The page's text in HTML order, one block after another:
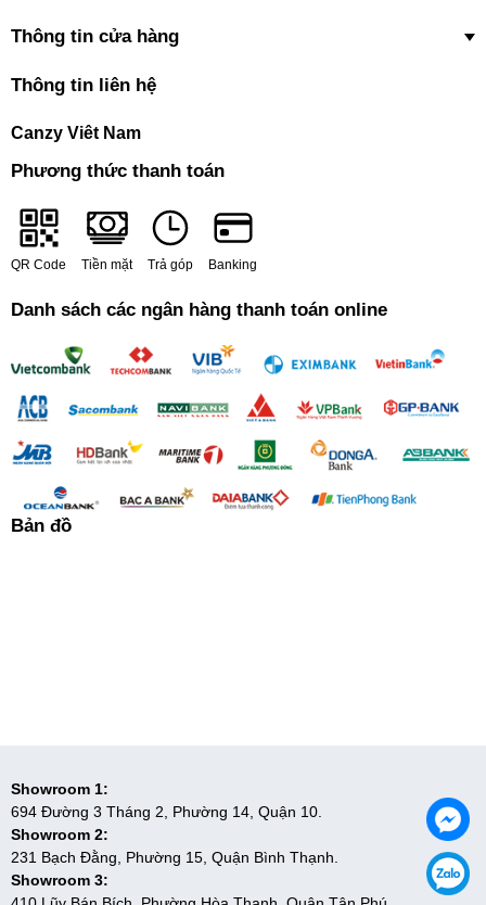
Thông tin cửa hàng
Thông tin liên hệ
Canzy Viêt Nam
Phương thức thanh toán
QR Code Tiền mặt Trả góp Banking
Danh sách các ngân hàng thanh toán online
Bản đồ
Showroom 1:
694 Đường 3 Tháng 2, Phường 14, Quận 10.
Showroom 2:
231 Bạch Đằng, Phường 15, Quận Bình Thạnh.
Showroom 3: